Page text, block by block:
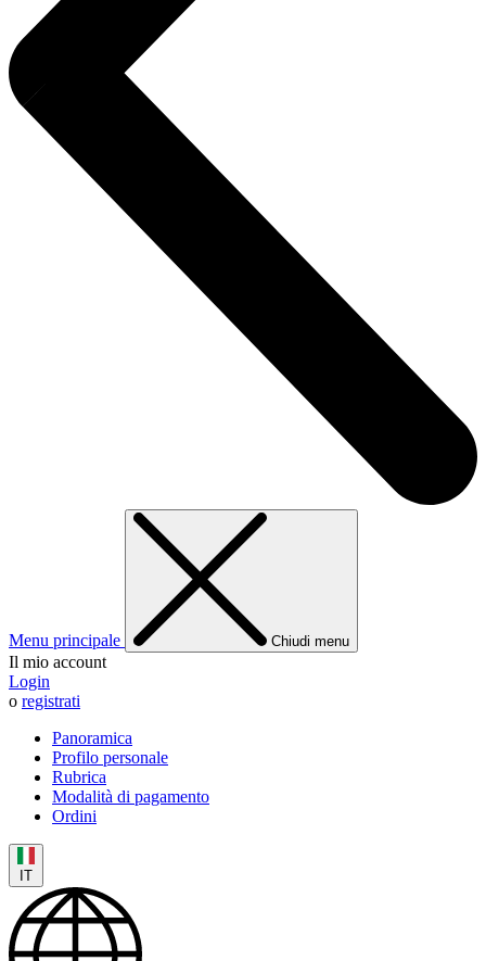
Menu principale Chiudi menu
Il mio account
Login
o registrati
Panoramica
Profilo personale
Rubrica
Modalità di pagamento
Ordini
IT